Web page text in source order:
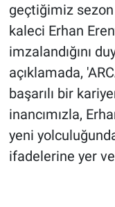
geçtiğimiz
kaleci Erhan
imzalandığını
açıklamada,
başarılı bir
inancımızla,
yeni
ifadelerine yer